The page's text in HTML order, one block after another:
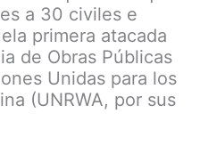
a 30 civiles e
primera atacada
de Obras Públicas
Unidas para los
(UNRWA, por sus